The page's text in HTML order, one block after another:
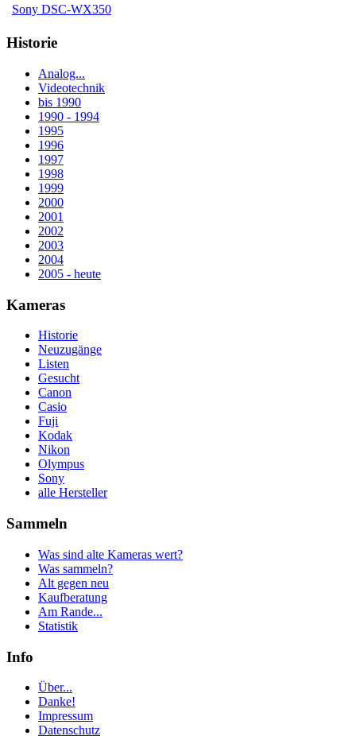
Sony DSC-WX350
Historie
Analog...
Videotechnik
bis 1990
1990 - 1994
1995
1996
1997
1998
1999
2000
2001
2002
2003
2004
2005 - heute
Kameras
Historie
Neuzugänge
Listen
Gesucht
Canon
Casio
Fuji
Kodak
Nikon
Olympus
Sony
alle Hersteller
Sammeln
Was sind alte Kameras wert?
Was sammeln?
Alt gegen neu
Kaufberatung
Am Rande...
Statistik
Info
Über...
Danke!
Impressum
Datenschutz